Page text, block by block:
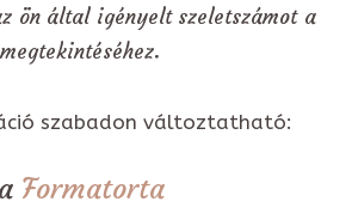
ön által igényelt szeletszámot a
szabadon változtatható:
Formatorta